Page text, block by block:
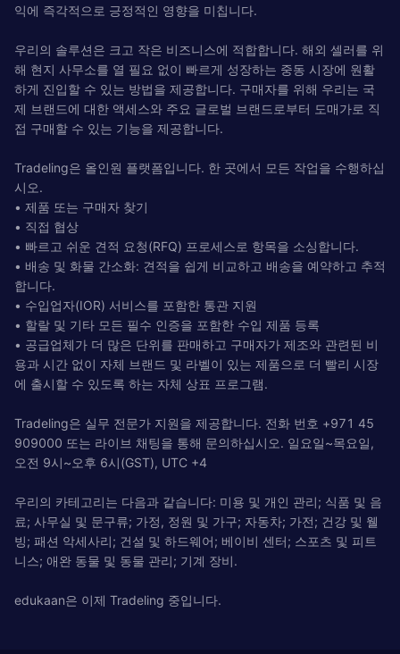
익에 즉각적으로 긍정적인 영향을 미칩니다.
우리의 솔루션은 크고 작은 비즈니스에 적합합니다. 해외 셀러를 위
해 현지 사무소를 열 필요 없이 빠르게 성장하는 중동 시장에 원활
하게 진입할 수 있는 방법을 제공합니다. 구매자를 위해 우리는 국
제 브랜드에 대한 액세스와 주요 글로벌 브랜드로부터 도매가로 직
접 구매할 수 있는 기능을 제공합니다.
Tradeling은 올인원 플랫폼입니다. 한 곳에서 모든 작업을 수행하십
시오.
• 제품 또는 구매자 찾기
• 직접 협상
• 빠르고 쉬운 견적 요청(RFQ) 프로세스로 항목을 소싱합니다.
• 배송 및 화물 간소화: 견적을 쉽게 비교하고 배송을 예약하고 추적
합니다.
• 수입업자(IOR) 서비스를 포함한 통관 지원
• 할랄 및 기타 모든 필수 인증을 포함한 수입 제품 등록
• 공급업체가 더 많은 단위를 판매하고 구매자가 제조와 관련된 비
용과 시간 없이 자체 브랜드 및 라벨이 있는 제품으로 더 빨리 시장
에 출시할 수 있도록 하는 자체 상표 프로그램.
Tradeling은 실무 전문가 지원을 제공합니다. 전화 번호 +971 45
909000 또는 라이브 채팅을 통해 문의하십시오. 일요일~목요일,
오전 9시~오후 6시(GST), UTC +4
우리의 카테고리는 다음과 같습니다: 미용 및 개인 관리; 식품 및 음
료; 사무실 및 문구류; 가정, 정원 및 가구; 자동차; 가전; 건강 및 웰
빙; 패션 악세사리; 건설 및 하드웨어; 베이비 센터; 스포츠 및 피트
니스; 애완 동물 및 동물 관리; 기계 장비.
edukaan은 이제 Tradeling 중입니다.